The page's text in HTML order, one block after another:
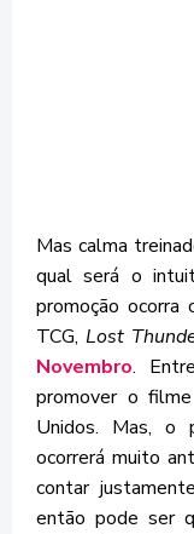
Mas calma
qual será o
promoção
TCG, Lost
Novembro.
promover o
Unidos. Mas, o
ocorrerá muito
contar
então pode ser